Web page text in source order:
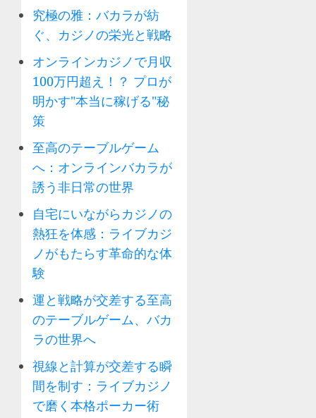
究極の雅：バカラが紡
ぐ、カジノの栄光と戦略
オンラインカジノで月収
100万円超え！？ プロが
明かす"本当に稼げる"秘
策
至高のテーブルゲーム
へ：オンラインバカラが
誘う非日常の世界
自宅にいながらカジノの
熱狂を体感：ライブカジ
ノがもたらす革命的な体
験
運と戦略が交差する至高
のテーブルゲーム、バカ
ラの世界へ
視線と計算が交差する瞬
間を制す：ライブカジノ
で磨く本格ポーカー術